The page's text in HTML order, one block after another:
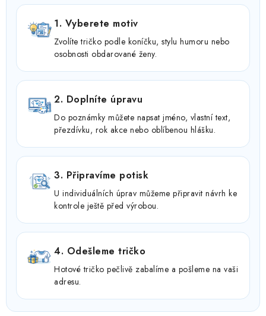
1. Vyberete motiv
Zvolíte tričko podle koníčku, stylu humoru nebo
osobnosti obdarované ženy.
2. Doplníte úpravu
Do poznámky můžete napsat jméno, vlastní text,
přezdívku, rok akce nebo oblíbenou hlášku.
3. Připravíme potisk
U individuálních úprav můžeme připravit návrh ke
kontrole ještě před výrobou.
4. Odešleme tričko
Hotové tričko pečlivě zabalíme a pošleme na vaši
adresu.